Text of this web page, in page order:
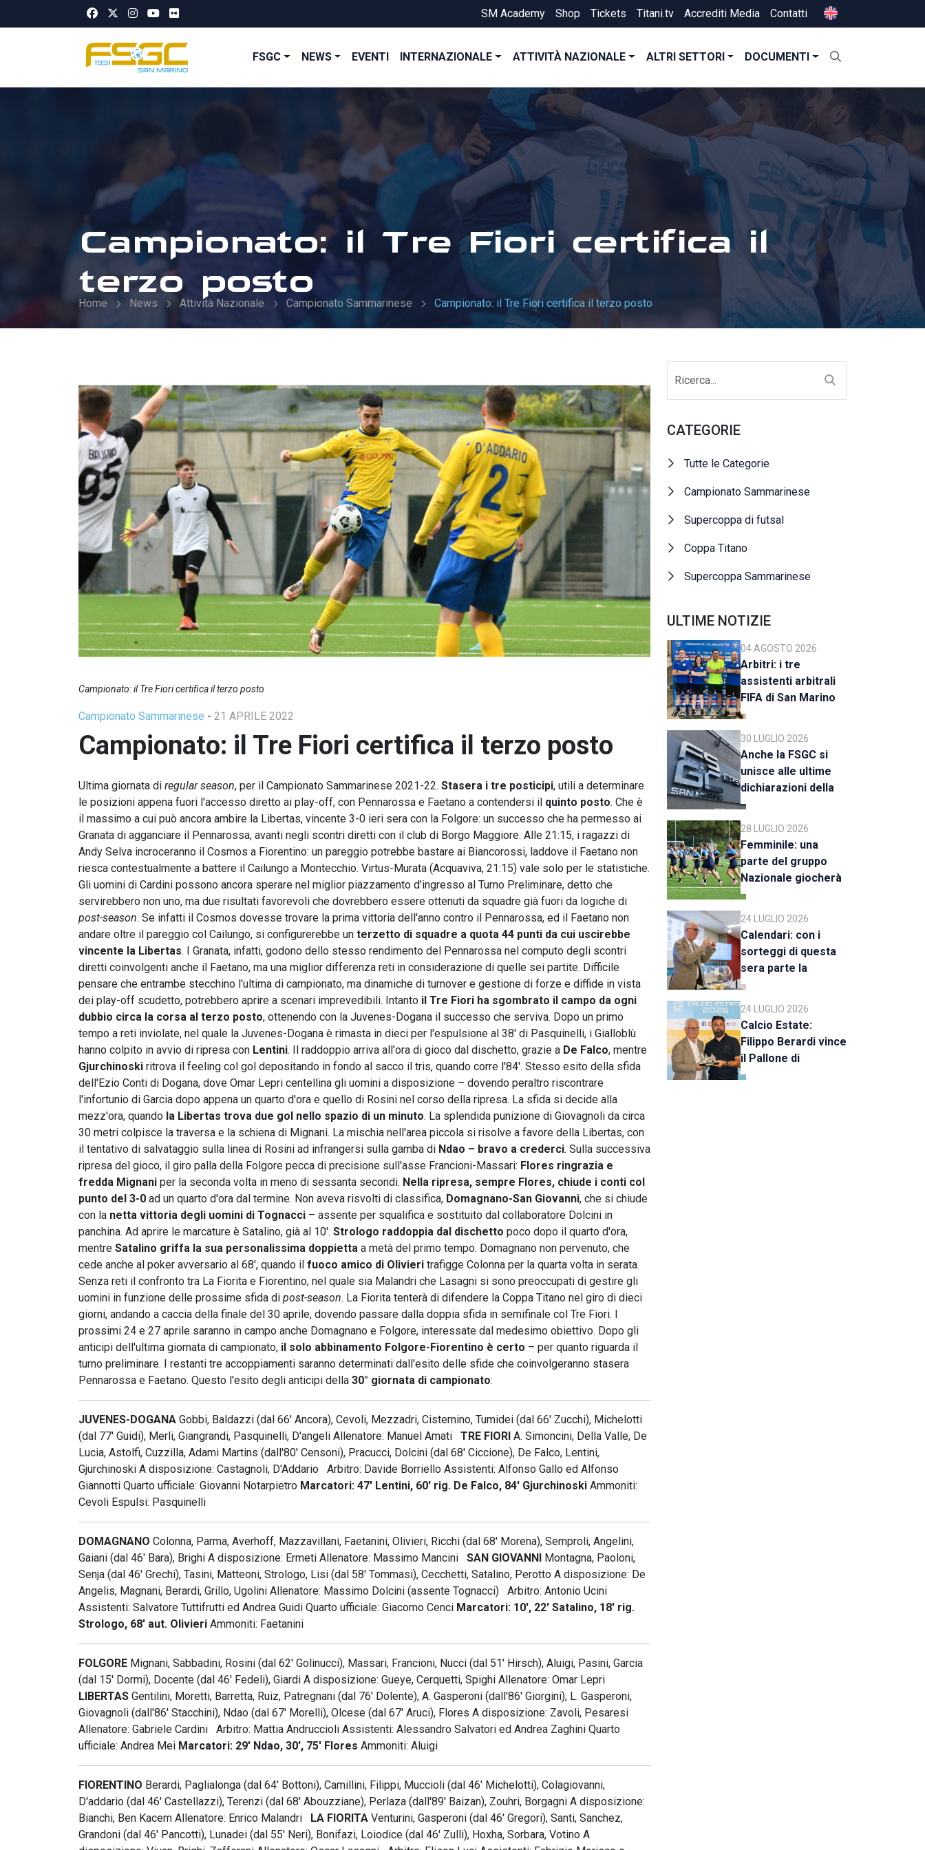
SM Academy Shop Tickets Titani.tv Accrediti Media Contatti
FSGC NEWS EVENTI INTERNAZIONALE ATTIVITÀ NAZIONALE ALTRI SETTORI DOCUMENTI
Campionato: il Tre Fiori certifica il
terzo posto
Home News Attività Nazionale Campionato Sammarinese Campionato: il Tre Fiori certifica il terzo posto
Campionato: il Tre Fiori certifica il terzo posto
Campionato Sammarinese - 21 APRILE 2022
Campionato: il Tre Fiori certifica il terzo posto
Ultima giornata di regular season, per il Campionato Sammarinese 2021-22. Stasera i tre posticipi, utili a determinare
le posizioni appena fuori l'accesso diretto ai play-off, con Pennarossa e Faetano a contendersi il quinto posto. Che è
il massimo a cui può ancora ambire la Libertas, vincente 3-0 ieri sera con la Folgore: un successo che ha permesso ai
Granata di agganciare il Pennarossa, avanti negli scontri diretti con il club di Borgo Maggiore. Alle 21:15, i ragazzi di
Andy Selva incroceranno il Cosmos a Fiorentino: un pareggio potrebbe bastare ai Biancorossi, laddove il Faetano non
riesca contestualmente a battere il Cailungo a Montecchio. Virtus-Murata (Acquaviva, 21:15) vale solo per le statistiche.
Gli uomini di Cardini possono ancora sperare nel miglior piazzamento d'ingresso al Turno Preliminare, detto che
servirebbero non uno, ma due risultati favorevoli che dovrebbero essere ottenuti da squadre già fuori da logiche di
post-season. Se infatti il Cosmos dovesse trovare la prima vittoria dell'anno contro il Pennarossa, ed il Faetano non
andare oltre il pareggio col Cailungo, si configurerebbe un terzetto di squadre a quota 44 punti da cui uscirebbe
vincente la Libertas. I Granata, infatti, godono dello stesso rendimento del Pennarossa nel computo degli scontri
diretti coinvolgenti anche il Faetano, ma una miglior differenza reti in considerazione di quelle sei partite. Difficile
pensare che entrambe stecchino l'ultima di campionato, ma dinamiche di turnover e gestione di forze e diffide in vista
dei play-off scudetto, potrebbero aprire a scenari imprevedibili. Intanto il Tre Fiori ha sgombrato il campo da ogni
dubbio circa la corsa al terzo posto, ottenendo con la Juvenes-Dogana il successo che serviva. Dopo un primo
tempo a reti inviolate, nel quale la Juvenes-Dogana è rimasta in dieci per l'espulsione al 38' di Pasquinelli, i Gialloblù
hanno colpito in avvio di ripresa con Lentini. Il raddoppio arriva all'ora di gioco dal dischetto, grazie a De Falco, mentre
Gjurchinoski ritrova il feeling col gol depositando in fondo al sacco il tris, quando corre l'84'. Stesso esito della sfida
dell'Ezio Conti di Dogana, dove Omar Lepri centellina gli uomini a disposizione – dovendo peraltro riscontrare
l'infortunio di Garcia dopo appena un quarto d'ora e quello di Rosini nel corso della ripresa. La sfida si decide alla
mezz'ora, quando la Libertas trova due gol nello spazio di un minuto. La splendida punizione di Giovagnoli da circa
30 metri colpisce la traversa e la schiena di Mignani. La mischia nell'area piccola si risolve a favore della Libertas, con
il tentativo di salvataggio sulla linea di Rosini ad infrangersi sulla gamba di Ndao – bravo a crederci. Sulla successiva
ripresa del gioco, il giro palla della Folgore pecca di precisione sull'asse Francioni-Massari: Flores ringrazia e
fredda Mignani per la seconda volta in meno di sessanta secondi. Nella ripresa, sempre Flores, chiude i conti col
punto del 3-0 ad un quarto d'ora dal termine. Non aveva risvolti di classifica, Domagnano-San Giovanni, che si chiude
con la netta vittoria degli uomini di Tognacci – assente per squalifica e sostituito dal collaboratore Dolcini in
panchina. Ad aprire le marcature è Satalino, già al 10'. Strologo raddoppia dal dischetto poco dopo il quarto d'ora,
mentre Satalino griffa la sua personalissima doppietta a metà del primo tempo. Domagnano non pervenuto, che
cede anche al poker avversario al 68', quando il fuoco amico di Olivieri trafigge Colonna per la quarta volta in serata.
Senza reti il confronto tra La Fiorita e Fiorentino, nel quale sia Malandri che Lasagni si sono preoccupati di gestire gli
uomini in funzione delle prossime sfida di post-season. La Fiorita tenterà di difendere la Coppa Titano nel giro di dieci
giorni, andando a caccia della finale del 30 aprile, dovendo passare dalla doppia sfida in semifinale col Tre Fiori. I
prossimi 24 e 27 aprile saranno in campo anche Domagnano e Folgore, interessate dal medesimo obiettivo. Dopo gli
anticipi dell'ultima giornata di campionato, il solo abbinamento Folgore-Fiorentino è certo – per quanto riguarda il
turno preliminare. I restanti tre accoppiamenti saranno determinati dall'esito delle sfide che coinvolgeranno stasera
Pennarossa e Faetano. Questo l'esito degli anticipi della 30° giornata di campionato:
JUVENES-DOGANA Gobbi, Baldazzi (dal 66' Ancora), Cevoli, Mezzadri, Cisternino, Tumidei (dal 66' Zucchi), Michelotti
(dal 77' Guidi), Merli, Giangrandi, Pasquinelli, D'angeli Allenatore: Manuel Amati TRE FIORI A. Simoncini, Della Valle, De
Lucia, Astolfi, Cuzzilla, Adami Martins (dall'80' Censoni), Pracucci, Dolcini (dal 68' Ciccione), De Falco, Lentini,
Gjurchinoski A disposizione: Castagnoli, D'Addario Arbitro: Davide Borriello Assistenti: Alfonso Gallo ed Alfonso
Giannotti Quarto ufficiale: Giovanni Notarpietro Marcatori: 47' Lentini, 60' rig. De Falco, 84' Gjurchinoski Ammoniti:
Cevoli Espulsi: Pasquinelli
DOMAGNANO Colonna, Parma, Averhoff, Mazzavillani, Faetanini, Olivieri, Ricchi (dal 68' Morena), Semproli, Angelini,
Gaiani (dal 46' Bara), Brighi A disposizione: Ermeti Allenatore: Massimo Mancini SAN GIOVANNI Montagna, Paoloni,
Senja (dal 46' Grechi), Tasini, Matteoni, Strologo, Lisi (dal 58' Tommasi), Cecchetti, Satalino, Perotto A disposizione: De
Angelis, Magnani, Berardi, Grillo, Ugolini Allenatore: Massimo Dolcini (assente Tognacci) Arbitro: Antonio Ucini
Assistenti: Salvatore Tuttifrutti ed Andrea Guidi Quarto ufficiale: Giacomo Cenci Marcatori: 10', 22' Satalino, 18' rig.
Strologo, 68' aut. Olivieri Ammoniti: Faetanini
FOLGORE Mignani, Sabbadini, Rosini (dal 62' Golinucci), Massari, Francioni, Nucci (dal 51' Hirsch), Aluigi, Pasini, Garcia
(dal 15' Dormi), Docente (dal 46' Fedeli), Giardi A disposizione: Gueye, Cerquetti, Spighi Allenatore: Omar Lepri
LIBERTAS Gentilini, Moretti, Barretta, Ruiz, Patregnani (dal 76' Dolente), A. Gasperoni (dall'86' Giorgini), L. Gasperoni,
Giovagnoli (dall'86' Stacchini), Ndao (dal 67' Morelli), Olcese (dal 67' Aruci), Flores A disposizione: Zavoli, Pesaresi
Allenatore: Gabriele Cardini Arbitro: Mattia Andruccioli Assistenti: Alessandro Salvatori ed Andrea Zaghini Quarto
ufficiale: Andrea Mei Marcatori: 29' Ndao, 30', 75' Flores Ammoniti: Aluigi
FIORENTINO Berardi, Paglialonga (dal 64' Bottoni), Camillini, Filippi, Muccioli (dal 46' Michelotti), Colagiovanni,
D'addario (dal 46' Castellazzi), Terenzi (dal 68' Abouzziane), Perlaza (dall'89' Baizan), Zouhri, Borgagni A disposizione:
Bianchi, Ben Kacem Allenatore: Enrico Malandri LA FIORITA Venturini, Gasperoni (dal 46' Gregori), Santi, Sanchez,
Grandoni (dal 46' Pancotti), Lunadei (dal 55' Neri), Bonifazi, Loiodice (dal 46' Zulli), Hoxha, Sorbara, Votino A
CATEGORIE
Tutte le Categorie
Campionato Sammarinese
Supercoppa di futsal
Coppa Titano
Supercoppa Sammarinese
ULTIME NOTIZIE
04 AGOSTO 2026
Arbitri: i tre
assistenti arbitrali
FIFA di San Marino
al raduno della CAN
C
30 LUGLIO 2026
Anche la FSGC si
unisce alle ultime
dichiarazioni della
UEFA
28 LUGLIO 2026
Femminile: una
parte del gruppo
Nazionale giocherà
a Rimini
24 LUGLIO 2026
Calendari: con i
sorteggi di questa
sera parte la
stagione 2026-27
24 LUGLIO 2026
Calcio Estate:
Filippo Berardi vince
il Pallone di
Cristallo, al Tre Fiori